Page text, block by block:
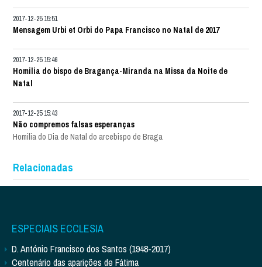
2017-12-25 15:51
Mensagem Urbi et Orbi do Papa Francisco no Natal de 2017
2017-12-25 15:46
Homilia do bispo de Bragança-Miranda na Missa da Noite de
Natal
2017-12-25 15:43
Não compremos falsas esperanças
Homilia do Dia de Natal do arcebispo de Braga
Relacionadas
ESPECIAIS ECCLESIA
D. António Francisco dos Santos (1948-2017)
Centenário das aparições de Fátima